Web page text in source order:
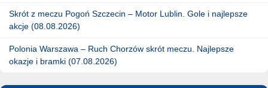
Skrót z meczu Pogoń Szczecin – Motor Lublin. Gole i najlepsze
akcje (08.08.2026)
Polonia Warszawa – Ruch Chorzów skrót meczu. Najlepsze
okazje i bramki (07.08.2026)